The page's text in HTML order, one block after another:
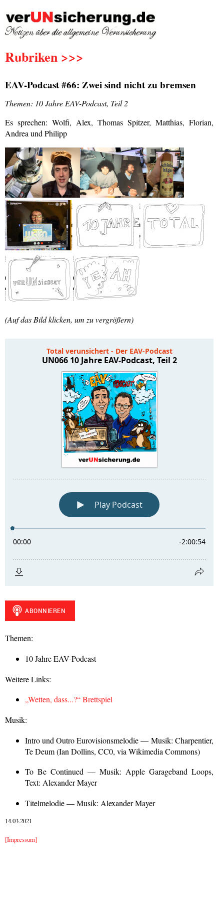
Rubriken >>>
EAV-Podcast #66: Zwei sind nicht zu bremsen
Themen: 10 Jahre EAV-Podcast, Teil 2
Es sprechen: Wolfi, Alex, Thomas Spitzer, Matthias, Florian,
Andrea und Philipp
(Auf das Bild klicken, um zu vergrößern)
Themen:
10 Jahre EAV-Podcast
Weitere Links:
„Wetten, dass...?“ Brettspiel
Musik:
Intro und Outro Eurovisionsmelodie — Musik: Charpentier,
Te Deum (Ian Dollins, CC0, via Wikimedia Commons)
To Be Continued — Musik: Apple Garageband Loops,
Text: Alexander Mayer
Titelmelodie — Musik: Alexander Mayer
14.03.2021
[Impressum]